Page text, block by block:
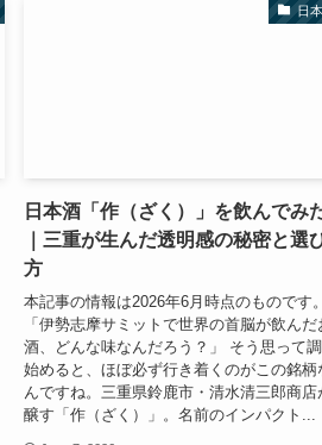
日
日本酒「作（ざく）」を飲んでみ
｜三重が生んだ透明感の秘密と選
方
本記事の情報は2026年6月時点のものです。
「伊勢志摩サミットで世界の首脳が飲んだ
酒、どんな味なんだろう？」 そう思って
始めると、ほぼ必ず行き着くのがこの銘柄
んですね。三重県鈴鹿市・清水清三郎商店
醸す「作（ざく）」。名前のインパクト...